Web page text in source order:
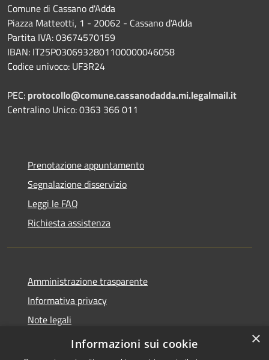
Comune di Cassano d'Adda
Piazza Matteotti, 1 - 20062 - Cassano d'Adda
Partita IVA: 03674570159
IBAN: IT25P0306932801100000046058
Codice univoco: UF3R24
PEC: protocollo@comune.cassanodadda.mi.legalmail.it
Centralino Unico: 0363 366 011
Prenotazione appuntamento
Segnalazione disservizio
Leggi le FAQ
Richiesta assistenza
Amministrazione trasparente
Informativa privacy
Note legali
Dichiarazione di accessibilità
×
Informazioni sui cookie